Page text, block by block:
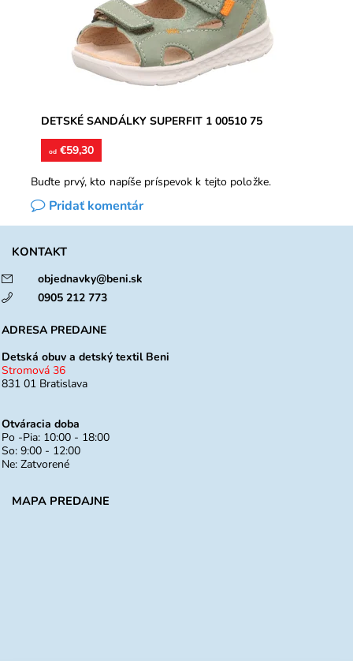
Dostupnosť:
Skladom
Superfit
Záruka:
2 roky
DETSKÉ SANDÁLKY SUPERFIT 1 00510 75
od €59,30
Buďte prvý, kto napíše príspevok k tejto položke.
Pridať komentár
KONTAKT
objednavky@beni.sk
0905 212 773
ADRESA PREDAJNE
Detská obuv a detský textil Beni
Stromová 36
831 01 Bratislava
Otváracia doba
Po -Pia: 10:00 - 18:00
So: 9:00 - 12:00
Ne: Zatvorené
MAPA PREDAJNE